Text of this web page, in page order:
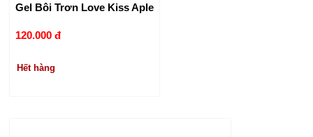
Gel Bôi Trơn Love Kiss Aple
120.000 đ
Hết hàng